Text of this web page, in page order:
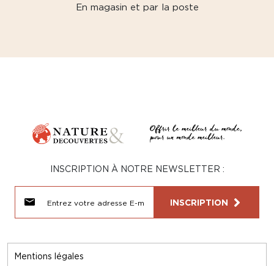
En magasin et par la poste
Mentions légales
INSCRIPTION À NOTRE NEWSLETTER :
INSCRIPTION